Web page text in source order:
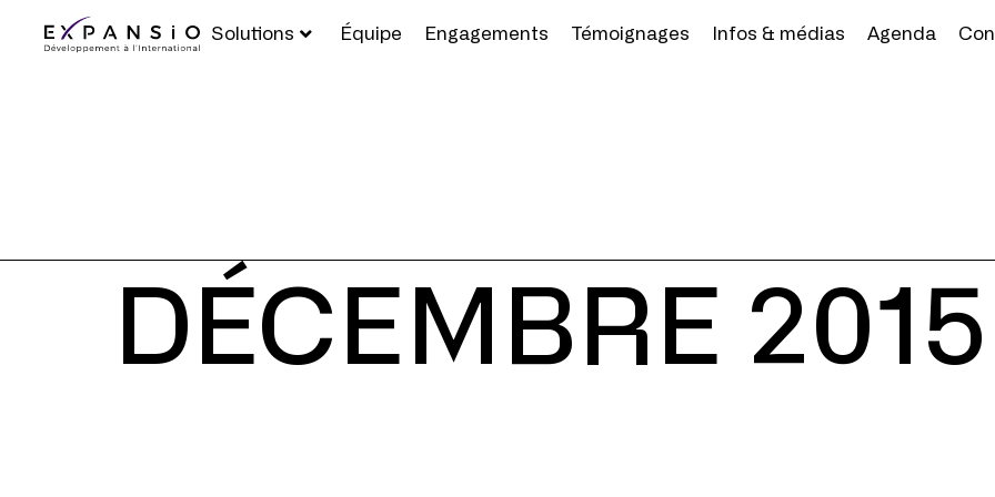
Solutions Équipe Engagements Témoignages Infos & médias Agenda
DÉCEMBRE 2015